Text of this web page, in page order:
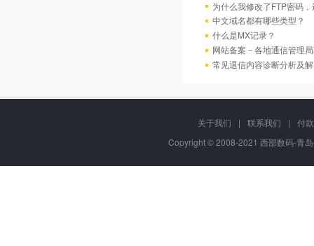
为什么我修改了FTP密码
中文域名都有哪些类型？
什么是MX记录？
网站备案－各地通信管理
常见退信内容诊断分析及
关于我们 | 联系我们 |
付
Copyright © 2008-2021 西部数码-青